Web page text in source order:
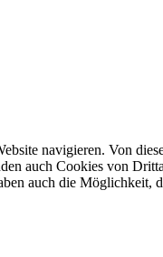
navigieren. Von
auch Cookies von
auch die